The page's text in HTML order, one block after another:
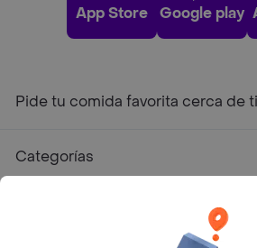
App Store Google play
Pide tu comida favorita cerca de ti
Categorías